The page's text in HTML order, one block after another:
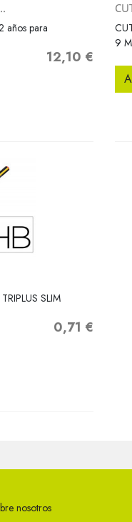
años para
Precio
12,10 €
9
SLIM
Precio
0,71 €
nosotros